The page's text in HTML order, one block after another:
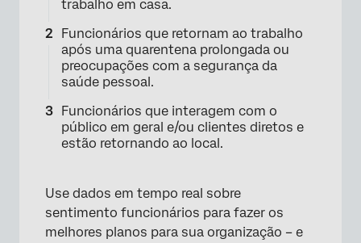
trabalho em casa.
Funcionários que retornam ao trabalho
após uma quarentena prolongada ou
preocupações com a segurança da
saúde pessoal.
Funcionários que interagem com o
público em geral e/ou clientes diretos e
estão retornando ao local.
Use dados em tempo real sobre
sentimento funcionários para fazer os
melhores planos para sua organização – e